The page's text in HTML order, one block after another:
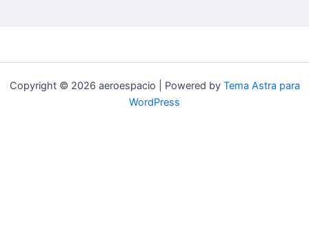
Copyright © 2026 aeroespacio | Powered by Tema Astra para
WordPress